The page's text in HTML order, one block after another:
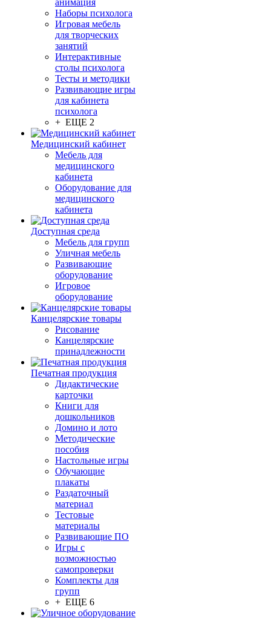
анимация
Наборы психолога
Игровая мебель
для творческих
занятий
Интерактивные
столы психолога
Тесты и методики
Развивающие игры
для кабинета
психолога
+ ЕЩЕ 2
Медицинский кабинет
Мебель для
медицинского
кабинета
Оборудование для
медицинского
кабинета
Доступная среда
Мебель для групп
Уличная мебель
Развивающие
оборудование
Игровое
оборудование
Канцелярские товары
Рисование
Канцелярские
принадлежности
Печатная продукция
Дидактические
карточки
Книги для
дошкольников
Домино и лото
Методические
пособия
Настольные игры
Обучающие
плакаты
Раздаточный
материал
Тестовые
материалы
Развивающие ПО
Игры с
возможностью
самопроверки
Комплекты для
групп
+ ЕЩЕ 6